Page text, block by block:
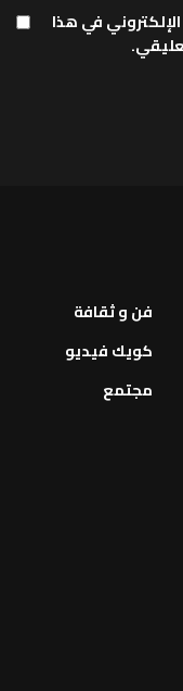
في هذا
فن و ثقافة
كويك فيديو
مجتمع